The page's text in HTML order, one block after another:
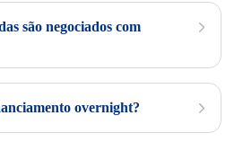
são negociados com
overnight?